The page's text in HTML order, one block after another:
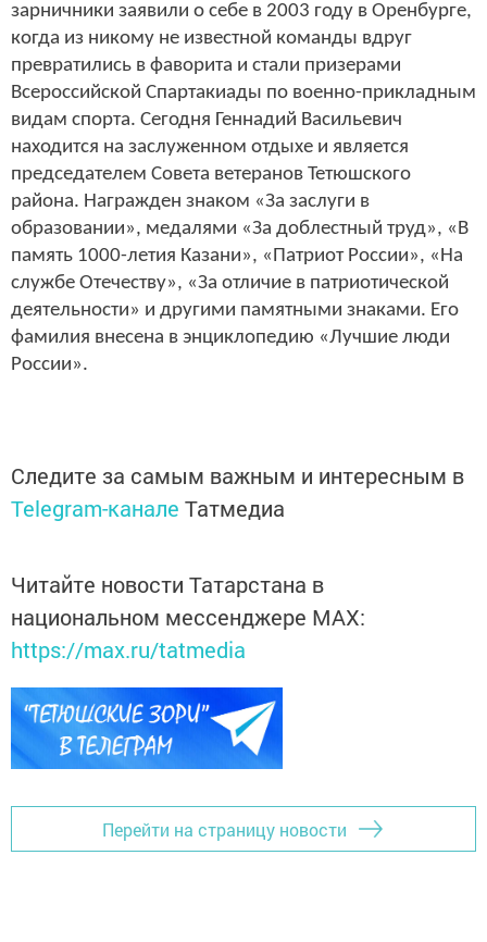
зарничники заявили о себе в 2003 году в Оренбурге,
когда из никому не известной команды вдруг
превратились в фаворита и стали призерами
Всероссийской Спартакиады по военно-прикладным
видам спорта. Сегодня Геннадий Васильевич
находится на заслуженном отдыхе и является
председателем Совета ветеранов Тетюшского
района. Награжден знаком «За заслуги в
образовании», медалями «За доблестный труд», «В
память 1000-летия Казани», «Патриот России», «На
службе Отечеству», «За отличие в патриотической
деятельности» и другими памятными знаками. Его
фамилия внесена в энциклопедию «Лучшие люди
России».
Следите за самым важным и интересным в
Telegram-канале Татмедиа
Читайте новости Татарстана в
национальном мессенджере MАХ:
https://max.ru/tatmedia
Перейти на страницу новости